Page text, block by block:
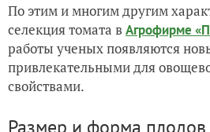
По этим и многим другим
селекция томата вАгрофирме
работы ученых появляются
привлекательными для
свойствами.
Размер и форма плодов